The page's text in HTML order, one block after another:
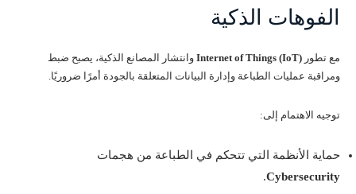
الفوهات الذكية
مع تطور Internet of Things (IoT) وانتشار المصانع الذكية، يصبح ضبط
ومراقبة عمليات الطباعة وإدارة البيانات المتعلقة بالجودة أمرًا ضروريًا.
توجيه الاهتمام إلى:
حماية الأنظمة التي تتحكم في الطباعة من هجمات
Cybersecurity
.